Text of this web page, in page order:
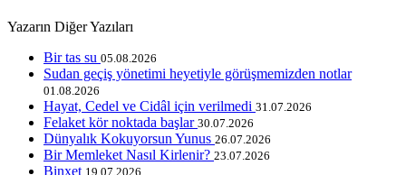
Yazarın Diğer Yazıları
Bir tas su 05.08.2026
Sudan geçiş yönetimi heyetiyle görüşmemizden notlar
01.08.2026
Hayat, Cedel ve Cidâl için verilmedi 31.07.2026
Felaket kör noktada başlar 30.07.2026
Dünyalık Kokuyorsun Yunus 26.07.2026
Bir Memleket Nasıl Kirlenir? 23.07.2026
Binxet 19.07.2026